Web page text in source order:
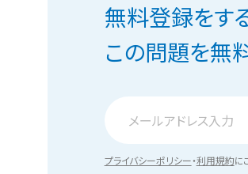
無料登録をす
この問題を無
プライバシーポリシー・利用規約に